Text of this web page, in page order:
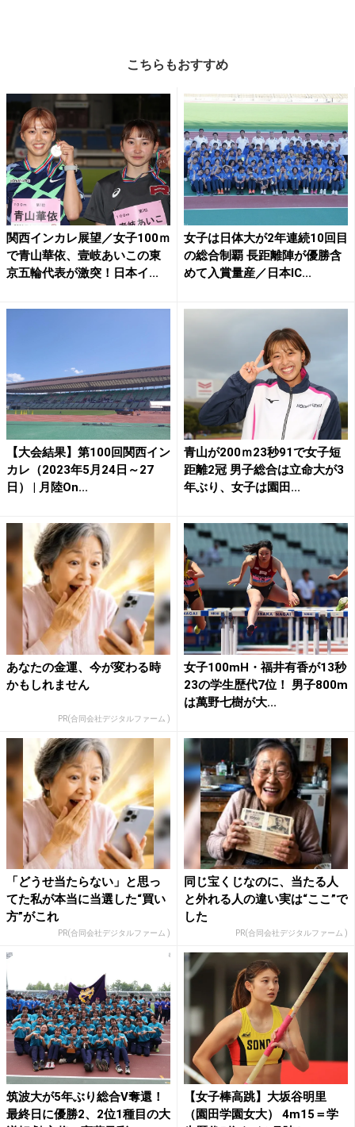
こちらもおすすめ
関西インカレ展望／女子100ｍ
で青山華依、壹岐あいこの東
京五輪代表が激突！日本イ...
女子は日体大が2年連続10回目
の総合制覇 長距離陣が優勝含
めて入賞量産／日本IC...
【大会結果】第100回関西イン
カレ（2023年5月24日～27
日） | 月陸On...
青山が200ｍ23秒91で女子短
距離2冠 男子総合は立命大が3
年ぶり、女子は園田...
あなたの金運、今が変わる時
かもしれません
PR(合同会社デジタルファーム )
女子100mH・福井有香が13秒
23の学生歴代7位！ 男子800m
は萬野七樹が大...
「どうせ当たらない」と思っ
てた私が本当に当選した“買い
方”がこれ
PR(合同会社デジタルファーム )
同じ宝くじなのに、当たる人
と外れる人の違い実は“ここ”で
した
PR(合同会社デジタルファーム )
筑波大が5年ぶり総合V奪還！
最終日に優勝2、2位1種目の大
【女子棒高跳】大坂谷明里
（園田学園女大） 4m15＝学